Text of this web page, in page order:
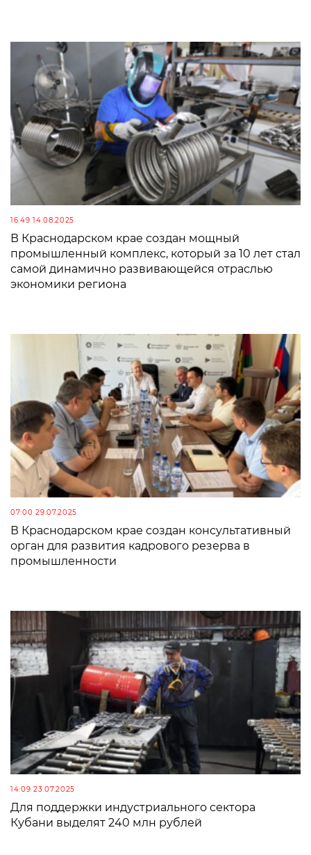
16:49 14.08.2025
В Краснодарском крае создан мощный
промышленный комплекс, который за 10 лет стал
самой динамично развивающейся отраслью
экономики региона
07:00 29.07.2025
В Краснодарском крае создан консультативный
орган для развития кадрового резерва в
промышленности
14:09 23.07.2025
Для поддержки индустриального сектора
Кубани выделят 240 млн рублей